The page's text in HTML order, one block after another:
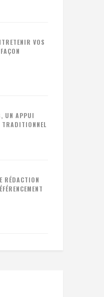
VOS
UN APPUI
TRADITIONNEL
RÉDACTION